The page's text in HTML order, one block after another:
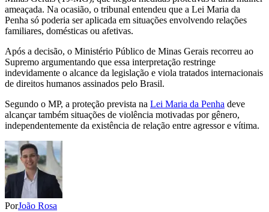
ameaçada. Na ocasião, o tribunal entendeu que a Lei Maria da
Penha só poderia ser aplicada em situações envolvendo relações
familiares, domésticas ou afetivas.
Após a decisão, o Ministério Público de Minas Gerais recorreu ao
Supremo argumentando que essa interpretação restringe
indevidamente o alcance da legislação e viola tratados internacionais
de direitos humanos assinados pelo Brasil.
Segundo o MP, a proteção prevista na Lei Maria da Penha deve
alcançar também situações de violência motivadas por gênero,
independentemente da existência de relação entre agressor e vítima.
PorJoão Rosa